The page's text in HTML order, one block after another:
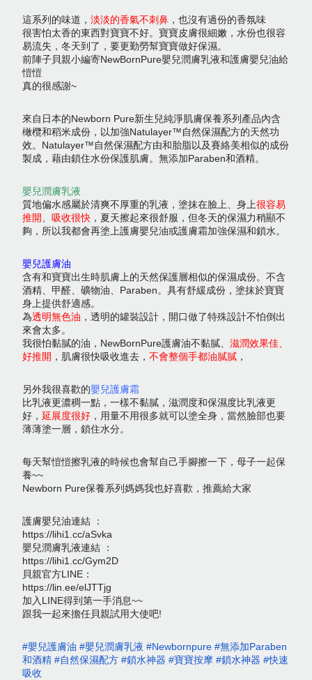
這系列的味道， 淡淡的香氣不刺鼻 ，也沒有過份的香氛味
很害怕太香的東西對寶寶不好。寶寶皮膚很細嫩，水份也很容
易流失，冬天到了，要更勤勞幫寶寶做好保濕。
前陣子貝親小編寄NewBornPure嬰兒潤膚乳液和護膚嬰兒油給
愷愷
真的很感謝~
來自日本的Newborn Pure新生兒純淨肌膚保養系列產品內含
橄欖和稻米成份，以加強Natulayer™自然保濕配方的天然功
效。Natulayer™自然保濕配方由和胎脂以及賽絡美相似的成份
製成，藉由鎖住水份保護肌膚。無添加Paraben和酒精。
嬰兒潤膚乳液
質地偏水感屬於清爽不厚重的乳液，塗抹在臉上、身上很容易
推開
吸收很快 ，夏天擦起來很舒服，但冬天的保濕力稍顯不
夠，所以我都會再塗上護膚嬰兒油或護膚霜加強保濕和鎖水。
嬰兒護膚油
含有和寶寶出生時肌膚上的天然保護層相似的保濕成份。不含
酒精、甲醛、礦物油、Paraben。具有舒緩成份，塗抹於寶寶
身上提供舒適感。
為透明無色油 ，透明的罐裝設計，開口做了特殊設計不怕倒出
來會太多。
我很怕黏膩的油，NewBornPure護膚油不黏膩、 滋潤效果佳、
好推開 ，肌膚很快吸收進去， 不會整個手都油膩膩 ，
另外我很喜歡的嬰兒護膚霜
比乳液更濃稠一點，一樣不黏膩，滋潤度和保濕度比乳液更
好， 延展度很好 ，用量不用很多就可以塗全身，當然臉部也要
薄薄塗一層，鎖住水分。
每天幫愷愷擦乳液的時候也會幫自己手腳擦一下，母子一起保
養~~
Newborn Pure保養系列媽媽我也好喜歡，推薦給大家
護膚嬰兒油連結 ：
https://lihi1.cc/aSvka
嬰兒潤膚乳液連結 ：
https://lihi1.cc/Gym2D
貝親官方LINE：
https://lin.ee/elJTTjg
加入LINE得到第一手消息~~
跟我一起來擔任貝親試用大使吧!
#嬰兒護膚油 #嬰兒潤膚乳液 #Newbornpure #無添加Paraben
和酒精 #自然保濕配方 #鎖水神器 #寶寶按摩 #鎖水神器 #快速
吸收